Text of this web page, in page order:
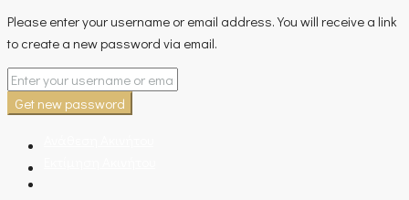
Please enter your username or email address. You will receive a link
to create a new password via email.
Get new password